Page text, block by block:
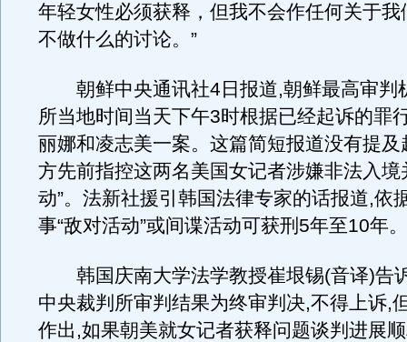
年轻女性必须获释，但我不会作任何关于我
不做什么的讨论。”
朝鲜中央通讯社4日报道,朝鲜最高审判
所当地时间当天下午3时根据已经起诉的罪
丽娜和凌志美一案。这篇简短报道没有提及
方先前指控这两名美国女记者涉嫌非法入境
动”。法新社援引韩国法律专家的话报道,依
事“敌对活动”或间谍活动可获刑5年至10年。
韩国庆南大学法学教授崔垠锡(音译)告
中央裁判所审判结果为终审判决,不得上诉,
作出,如果朝美就女记者获释问题谈判进展